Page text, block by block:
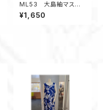
ML53 大島紬マスク
（Lサイズ・グレー系・絣
風柄）
¥1,650